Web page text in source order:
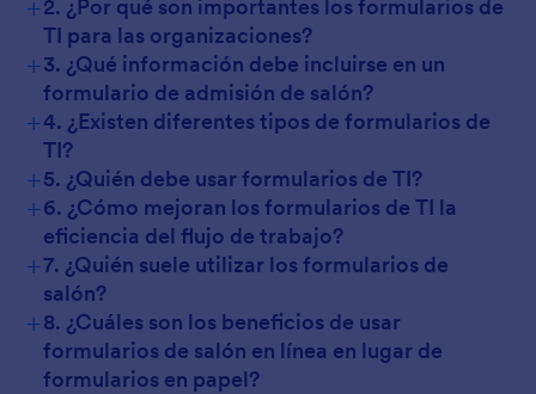
2. ¿Por qué son importantes los formularios de
TI para las organizaciones?
+3. ¿Qué información debe incluirse en un
formulario de admisión de salón?
+4. ¿Existen diferentes tipos de formularios de
TI?
+5. ¿Quién debe usar formularios de TI?
+6. ¿Cómo mejoran los formularios de TI la
eficiencia del flujo de trabajo?
+7. ¿Quién suele utilizar los formularios de
salón?
+8. ¿Cuáles son los beneficios de usar
formularios de salón en línea en lugar de
formularios en papel?